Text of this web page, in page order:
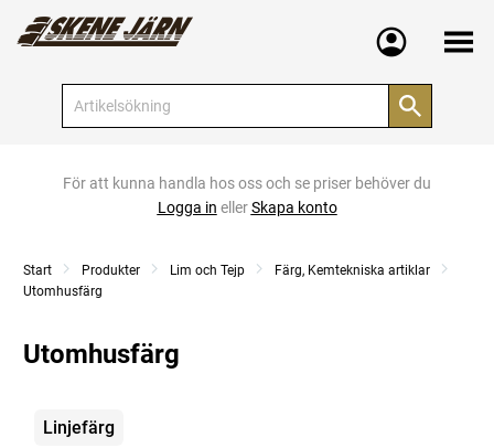
Meny
För att kunna handla hos oss och se priser behöver du
Logga in ellerSkapa konto
Start Produkter Lim och Tejp
Färg, Kemtekniska artiklar
Utomhusfärg
Utomhusfärg
Kategorier
Linjefärg